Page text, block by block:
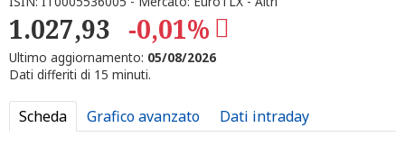
1.027,93 -0,01%
Ultimo aggiornamento: 05/08/2026
Dati differiti di 15 minuti.
Scheda Grafico avanzato Dati intraday